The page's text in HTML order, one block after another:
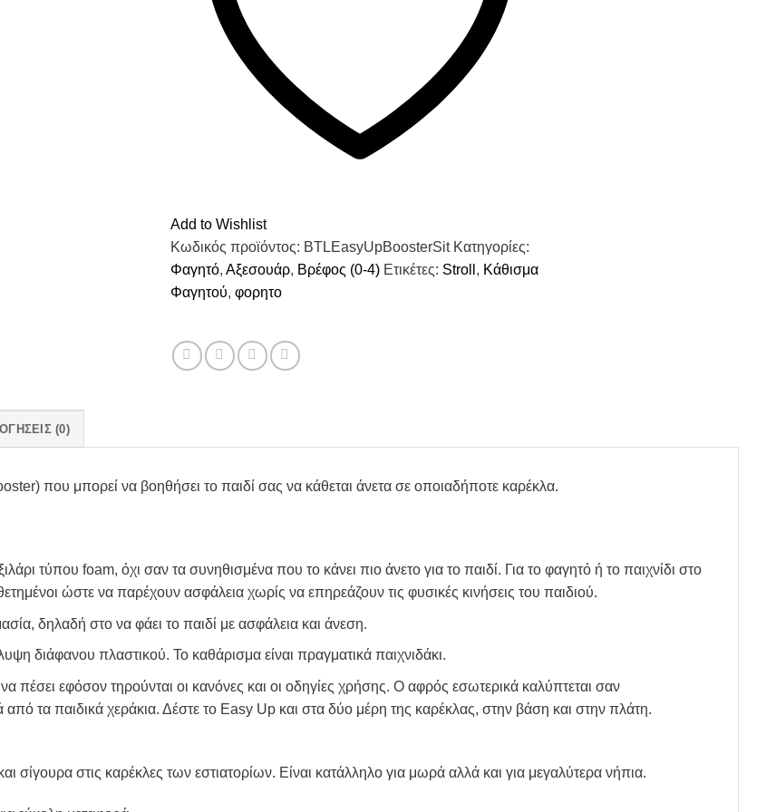
Add to Wishlist
Κωδικός προϊόντος: BTLEasyUpBoosterSit Κατηγορίες:
Φαγητό, Αξεσουάρ, Βρέφος (0-4) Ετικέτες: Stroll , Κάθισμα
Φαγητού, φορητο
(0)
που μπορεί να βοηθήσει το παιδί σας να κάθεται άνετα σε οποιαδήποτε καρέκλα.
τύπου foam, όχι σαν τα συνηθισμένα που το κάνει πιο άνετο για το παιδί. Για το φαγητό ή το παιχνίδι στο
ώστε να παρέχουν ασφάλεια χωρίς να επηρεάζουν τις φυσικές κινήσεις του παιδιού.
δηλαδή στο να φάει το παιδί με ασφάλεια και άνεση.
διάφανου πλαστικού. Το καθάρισμα είναι πραγματικά παιχνιδάκι.
πέσει εφόσον τηρούνται οι κανόνες και οι οδηγίες χρήσης. Ο αφρός εσωτερικά καλύπτεται σαν
από τα παιδικά χεράκια. Δέστε το Easy Up και στα δύο μέρη της καρέκλας, στην βάση και στην πλάτη.
σίγουρα στις καρέκλες των εστιατορίων. Είναι κατάλληλο για μωρά αλλά και για μεγαλύτερα νήπια.